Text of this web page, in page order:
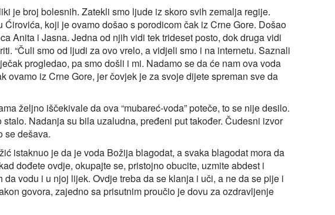
je broj bolesnih. Zatekli smo ljude iz skoro svih zemalja regije.
koji je ovamo došao s porodicom čak iz Crne Gore. Došao
Anita i Jasna. Jedna od njih vidi tek trideset posto, dok druga vidi
“Čuli smo od ljudi za ovo vrelo, a vidjeli smo i na internetu. Saznali
progledao, pa smo došli i mi. Nadamo se da će nam ova voda
ovamo iz Crne Gore, jer čovjek je za svoje dijete spreman sve da
željno iščekivale da ova “mubareć‑voda” poteče, to se nije desilo.
Nadanja su bila uzaludna, pređeni put također. Čudesni izvor
se dešava.
istaknuo je da je voda Božija blagodat, a svaka blagodat mora da
dođete ovdje, okupajte se, pristojno obucite, uzmite abdest i
vodu i u njoj lijek. Ovdje treba da se klanja i uči, a ne da se pije i
govora, zajedno sa prisutnim proučio je dovu za ozdravljenje